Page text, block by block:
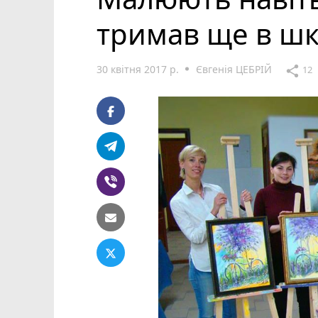
тримав ще в
30 квітня 2017 р. Євгенія ЦЕБРІЙ share 12